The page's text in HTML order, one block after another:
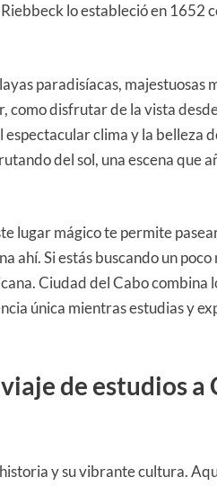
lo estableció en 1652
paradisíacas, majestuosas
como disfrutar de la vista
clima y la belleza
del sol, una escena que
lugar mágico te permite
Si estás buscando un poco
Ciudad del Cabo combina
única mientras estudias y
de estudios a
y su vibrante cultura.